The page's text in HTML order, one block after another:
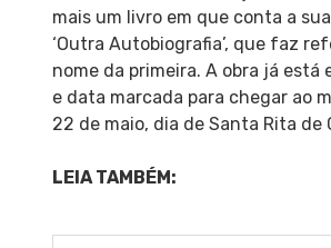
mais um livro em que conta a
‘Outra Autobiografia’, que faz
nome da primeira. A obra já está
e data marcada para chegar ao
22 de maio, dia de Santa Rita de
LEIA TAMBÉM: